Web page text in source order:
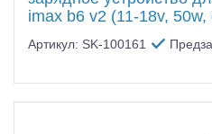
imax b6 v2 (11-18v,
Артикул: SK-100161